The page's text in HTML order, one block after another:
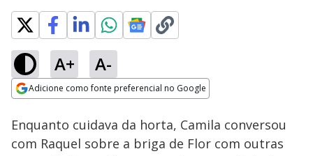
A+ A-
Adicione como fonte preferencial no Google
Ativar
Loaded
36.70%
Enquanto cuidava da horta, Camila conversou
com Raquel sobre a briga de Flor com outras